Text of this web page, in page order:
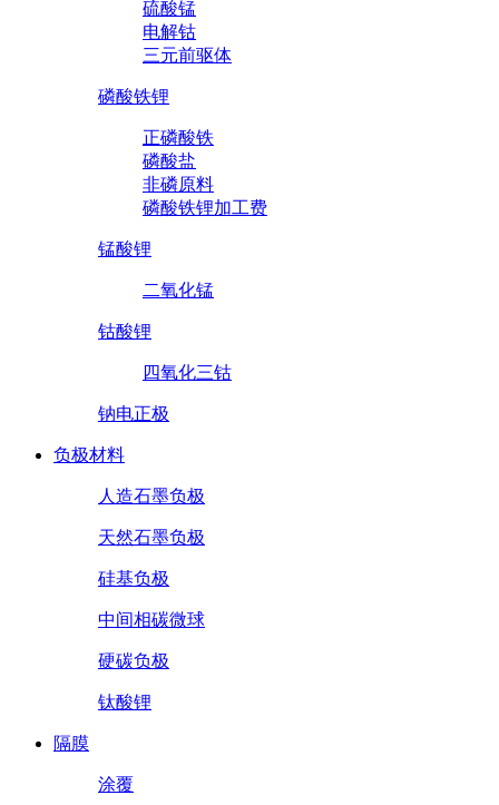
硫酸锰
电解钴
三元前驱体
磷酸铁锂
正磷酸铁
磷酸盐
非磷原料
磷酸铁锂加工费
锰酸锂
二氧化锰
钴酸锂
四氧化三钴
钠电正极
负极材料
人造石墨负极
天然石墨负极
硅基负极
中间相碳微球
硬碳负极
钛酸锂
隔膜
涂覆